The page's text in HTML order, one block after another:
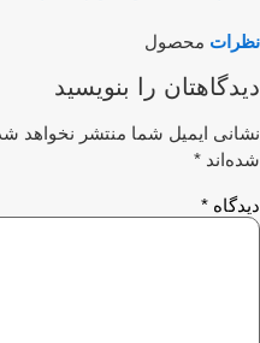
محصول
را بنویسید
ایمیل شما منتشر نخواهد شد.
*
*